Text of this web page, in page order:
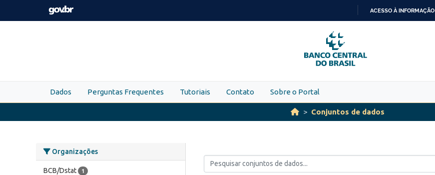
Skip to main content
PARA
O
CONTEÚDO
ACESSO À INFORMAÇÃO
Dados Perguntas Frequentes Tutoriais Contato Sobre o Portal
Conjuntos de dados
Organizações
BCB/Dstat 1